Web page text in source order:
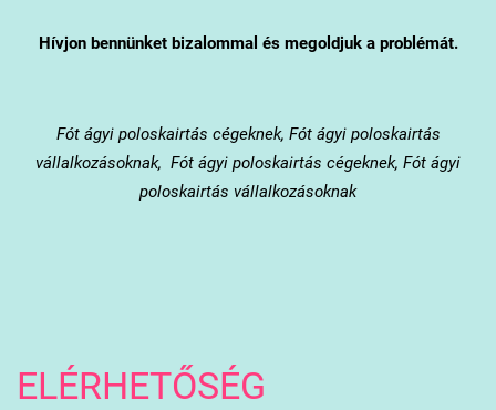
Hívjon bennünket bizalommal és megoldjuk a problémát.
Fótágyi poloskairtás cégeknek, Fót ágyi poloskairtás
vállalkozásoknak, Fót ágyi poloskairtás cégeknek, Fót ágyi
poloskairtás vállalkozásoknak
ELÉRHETŐSÉG